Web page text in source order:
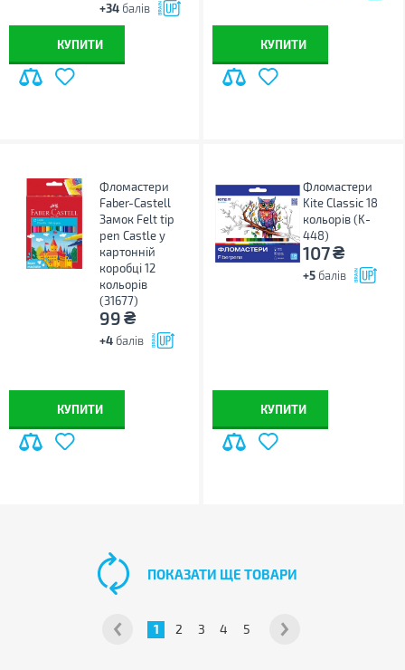
+34 балів
КУПИТИ КУПИТИ
Фломастери
Faber-Castell
Замок Felt tip
pen Castle у
картонній
коробці 12
кольорів
(31677)
99₴
+4 балів
КУПИТИ
Фломастери
Kite Classic 18
кольорів (K-
448)
107₴
+5 балів
КУПИТИ
1 2 3 4 5
ПОКАЗАТИ ЩЕ ТОВАРИ